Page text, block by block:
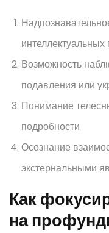
интеллектуальных
Возможность
подавления или
Понимание
подробности
Осознание
экстернальными
Как
на